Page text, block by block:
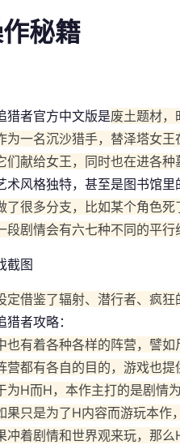
秘籍
猎者官方中文版是废土题材
为一名沉沙猎手，替泽塔女王
们献给女王，同时也在进各种
术风格独特，甚至是图书馆里
了很多分支，比如某个角色死
段剧情会有六七种不同的平
定借鉴了辐射、潜行者、疯狂
猎者攻略：
也有着各种各样的阵营，譬如
营都有各自的目的，游戏也提
为H而H，本作主打的是剧情
果只是为了H内容而游玩本作
冲着剧情和世界观来玩，那么